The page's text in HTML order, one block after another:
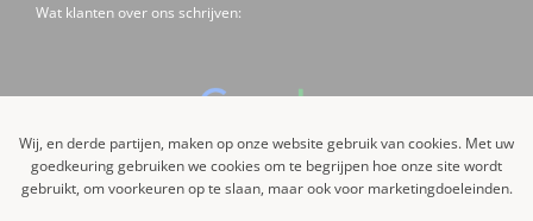
Wat klanten over ons schrijven:
Like us on Facebook
Wij, en derde partijen, maken op onze website gebruik van cookies. Met uw
goedkeuring gebruiken we cookies om te begrijpen hoe onze site wordt
gebruikt, om voorkeuren op te slaan, maar ook voor marketingdoeleinden.